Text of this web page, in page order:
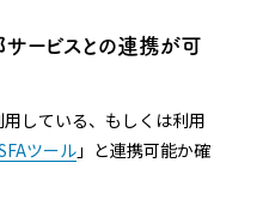
ービスとの連携が可
している、もしくは利用
ツール 」と連携可能か確